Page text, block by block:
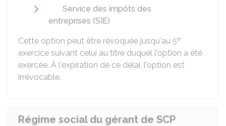
Service des impôts des
entreprises (SIE)
Cette option peut être révoquée jusqu'au 5e
exercice suivant celui au titre duquel l'option a été
exercée. À l'expiration de ce délai, l'option est
irrévocable.
Régime social du gérant de SCP